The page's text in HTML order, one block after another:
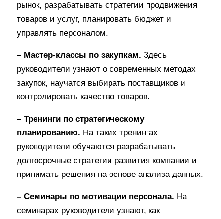
рынок, разрабатывать стратегии продвижения
товаров и услуг, планировать бюджет и
управлять персоналом.
– Мастер-классы по закупкам.Здесь
руководители узнают о современных методах
закупок, научатся выбирать поставщиков и
контролировать качество товаров.
– Тренинги по стратегическому
планированию. На таких тренингах
руководители обучаются разрабатывать
долгосрочные стратегии развития компании и
принимать решения на основе анализа данных.
– Семинары по мотивации персонала. На
семинарах руководители узнают, как